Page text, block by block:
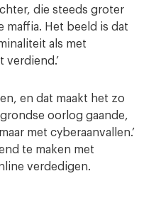
die steeds groter
maffia. Het beeld is dat
als met
en dat maakt het zo
oorlog gaande,
met cyberaanvallen.’
te maken met
verdedigen.